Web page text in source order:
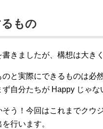
もの
書きましたが、構想は大き
と実際にできるものは必
自分たちが Happy じゃ
う！今回はこれまでクウ
行います。